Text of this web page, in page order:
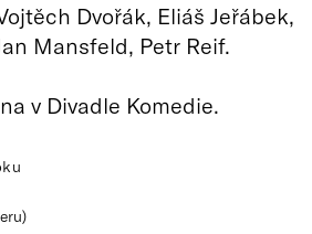
Dvořák, Eliáš Jeřábek,
Mansfeld, Petr Reif.
v Divadle Komedie.